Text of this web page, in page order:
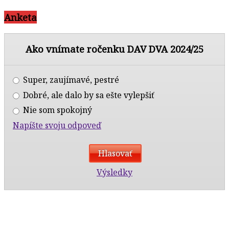
Anketa
Ako vnímate ročenku DAV DVA 2024/25
Super, zaujímavé, pestré
Dobré, ale dalo by sa ešte vylepšiť
Nie som spokojný
Napíšte svoju odpoveď
Výsledky